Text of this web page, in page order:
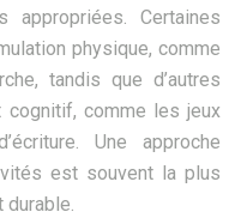
Certaines
physique, comme
tandis que d’autres
cognitif, comme les jeux
Une approche
est souvent la plus
durable.